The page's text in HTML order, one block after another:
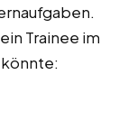
Trainee im